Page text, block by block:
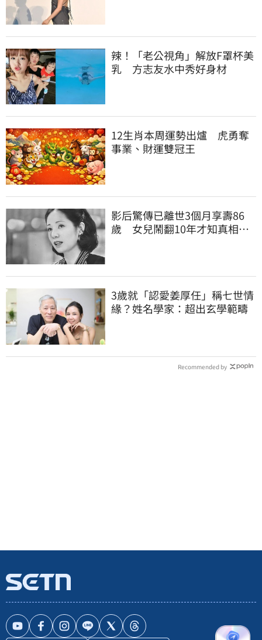
辣！「老公視角」解放F罩杯美
乳 方志友水中秀好身材
12生肖本周運勢出爐 虎勇奪
事業、財運雙冠王
影后驚傳已離世3個月享壽86
歲 女兒鬧翻10年才知真相
3歲就「認愛姜厚任」稱七世情
緣？姓名學家：超出玄學範疇
Recommended by